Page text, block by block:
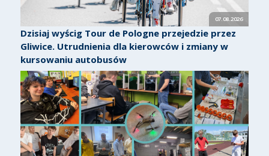
07.08.2026
Dzisiaj wyścig Tour de Pologne przejedzie przez
Gliwice. Utrudnienia dla kierowców i zmiany w
kursowaniu autobusów